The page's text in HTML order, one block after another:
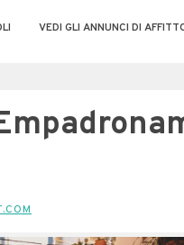
VEDI GLI ANNUNCI DI